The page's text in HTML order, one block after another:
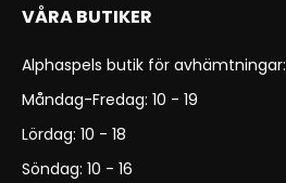
VÅRA BUTIKER
Alphaspels butik för avhämtningar:
Måndag-Fredag: 10 - 19
Lördag: 10 - 18
Söndag: 10 - 16